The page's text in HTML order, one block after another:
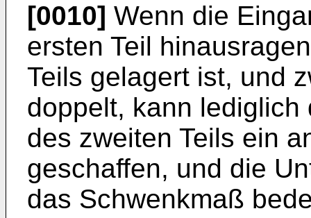
[0010] Wenn die
ersten Teil
Teils gelagert ist, und
doppelt, kann
des zweiten Teils ein
geschaffen, und die
das Schwenkmaß